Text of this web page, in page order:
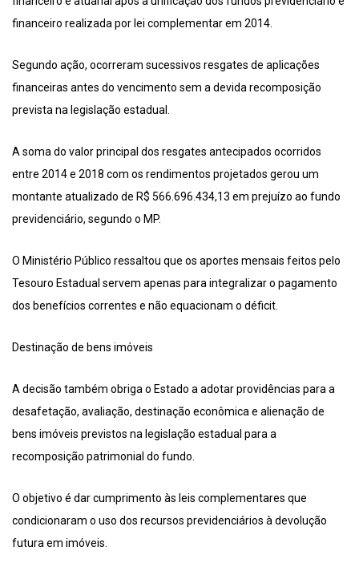
financeiro realizada por lei complementar em 2014.
Segundo ação, ocorreram sucessivos resgates de aplicações
financeiras antes do vencimento sem a devida recomposição
prevista na legislação estadual.
A soma do valor principal dos resgates antecipados ocorridos
entre 2014 e 2018 com os rendimentos projetados gerou um
montante atualizado de R$ 566.696.434,13 em prejuízo ao fundo
previdenciário, segundo o MP.
O Ministério Público ressaltou que os aportes mensais feitos pelo
Tesouro Estadual servem apenas para integralizar o pagamento
dos benefícios correntes e não equacionam o déficit.
Destinação de bens imóveis
A decisão também obriga o Estado a adotar providências para a
desafetação, avaliação, destinação econômica e alienação de
bens imóveis previstos na legislação estadual para a
recomposição patrimonial do fundo.
O objetivo é dar cumprimento às leis complementares que
condicionaram o uso dos recursos previdenciários à devolução
futura em imóveis.